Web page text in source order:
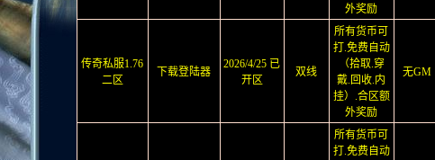
外奖励
传奇私服1.76
二区
下载登陆器
2026/4/25 已
开区
双线
所有货币可
打.免费自动
（拾取.穿
戴.回收.内
挂）.合区额
外奖励
无GM
所有货币可
打.免费自动